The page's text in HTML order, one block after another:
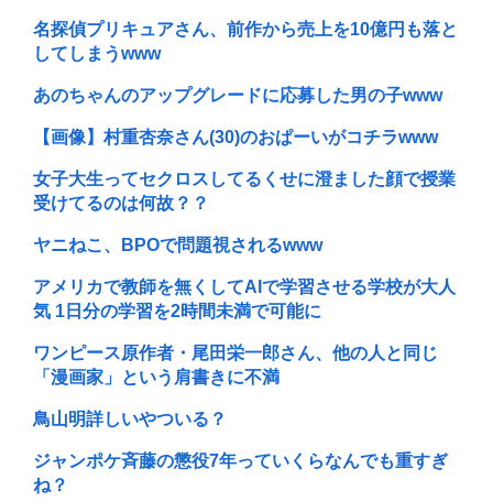
名探偵プリキュアさん、前作から売上を10億円も落と
してしまうwww
あのちゃんのアップグレードに応募した男の子www
【画像】村重杏奈さん(30)のおぱーいがコチラwww
女子大生ってセクロスしてるくせに澄ました顔で授業
受けてるのは何故？？
ヤニねこ、BPOで問題視されるwww
アメリカで教師を無くしてAIで学習させる学校が大人
気 1日分の学習を2時間未満で可能に
ワンピース原作者・尾田栄一郎さん、他の人と同じ
「漫画家」という肩書きに不満
鳥山明詳しいやついる？
ジャンポケ斉藤の懲役7年っていくらなんでも重すぎ
ね？